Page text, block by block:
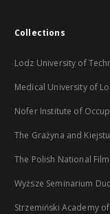
Collections
Lodz University of
Medical University of
Nofer Institute of
The Grażyna and
The Polish National
Wyższe Seminarium
Strzemiński Academy